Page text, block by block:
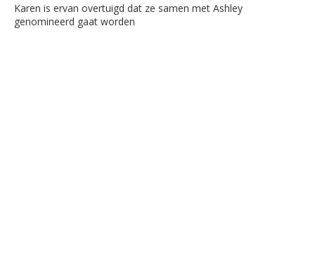
Karen is ervan overtuigd dat ze samen met Ashley
genomineerd gaat worden